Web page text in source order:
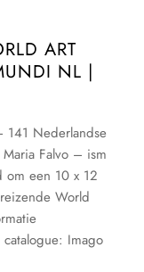
ART
NL |
141 Nederlandse
Falvo – ism
om een 10 x 12
World
Imago